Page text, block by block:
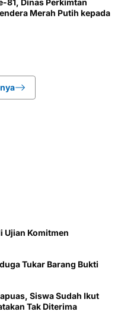
Merah Putih kepada
Ujian Komitmen
Tukar Barang Bukti
Siswa Sudah Ikut
Tak Diterima